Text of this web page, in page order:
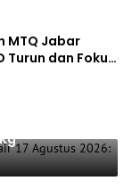
MTQ Jabar
Turun dan Fokus
II Cair 17